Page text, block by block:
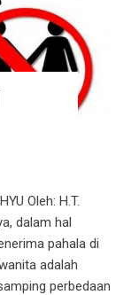
Oleh: H.T.
dalam hal
pahala di
adalah
perbedaan